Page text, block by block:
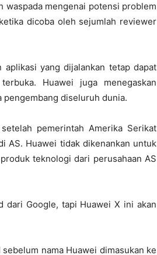
waspada mengenai potensi problem
dicoba oleh sejumlah reviewer
yang dijalankan tetap dapat
Huawei juga menegaskan
diseluruh dunia.
pemerintah Amerika Serikat
AS. Huawei tidak dikenankan untuk
teknologi dari perusahaan AS
dari Google, tapi Huawei X ini akan
nama Huawei dimasukan ke